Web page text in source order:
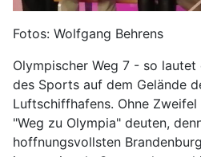
Fotos: Wolfgang Behrens
Olympischer Weg 7 - so lautet
des Sports auf dem Gelände
Luftschiffhafens. Ohne
"Weg zu Olympia" deuten,
hoffnungsvollsten